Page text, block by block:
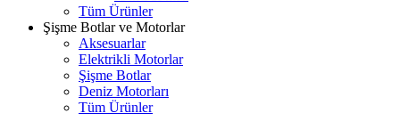
Tüm Ürünler
Şişme Botlar ve Motorlar
Aksesuarlar
Elektrikli Motorlar
Şişme Botlar
Deniz Motorları
Tüm Ürünler